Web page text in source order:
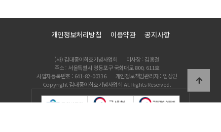
개인정보처리방침 이용약관 공지사항
(사) 김대중이희호기념사업회
이사장 : 김홍걸
주소 : 서울특별시 영등포구 국회대로 800, 611호
사업자등록번호 : 641-82-00336
개인정보책임관리자 : 임상민
Copyright 김대중이희호기념사업회 All Rights Reserved.